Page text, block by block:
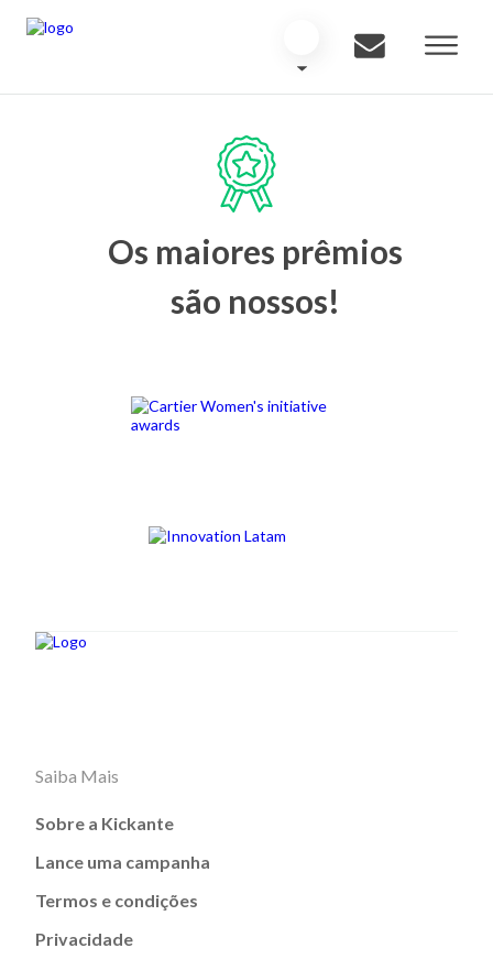
Os maiores prêmios
são nossos!
Saiba Mais
Sobre a Kickante
Lance uma campanha
Termos e condições
Privacidade